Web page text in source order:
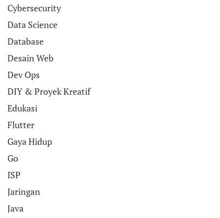
Cybersecurity
Data Science
Database
Desain Web
Dev Ops
DIY & Proyek Kreatif
Edukasi
Flutter
Gaya Hidup
Go
ISP
Jaringan
Java